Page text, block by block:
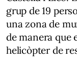
grup de 19
una zona de
de manera que
helicòpter de